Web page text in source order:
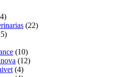
(22)
(10)
(12)
(4)